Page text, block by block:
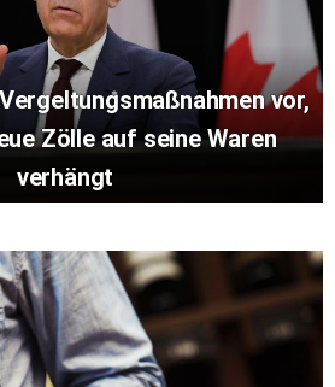
vor,
Zölle auf seine Waren
verhängt